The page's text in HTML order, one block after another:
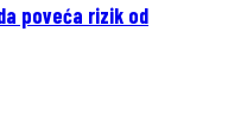
poveća rizik od